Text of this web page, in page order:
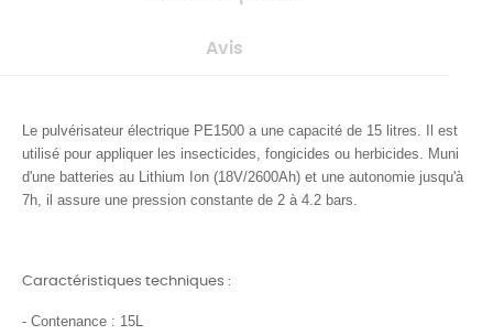
Avis
Le pulvérisateur électrique PE1500 a une capacité de 15 litres . Il est
utilisé pour appliquer les insecticides, fongicides ou herbicides. Muni
d'une batteries au Lithium Ion (18V/2600Ah) et une autonomie jusqu'à
7h, il assure une pression constante de 2 à 4.2 bars.
Caractéristiques techniques :
- Contenance : 15L